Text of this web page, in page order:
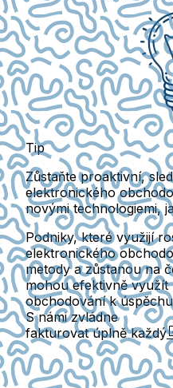
Tip
Zůstaňte proaktivní,
elektronického
novými technologiemi,
Podniky, které využijí
elektronického
metody a zůstanou na
mohou efektivně
obchodování k
S námi zvládne
fakturovat úplně každý